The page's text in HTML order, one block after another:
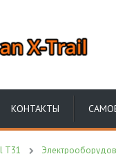
КОНТАКТЫ
T31